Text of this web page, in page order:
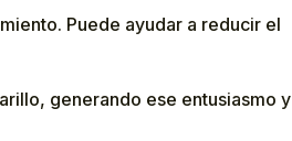
Puede ayudar a reducir el
generando ese entusiasmo y